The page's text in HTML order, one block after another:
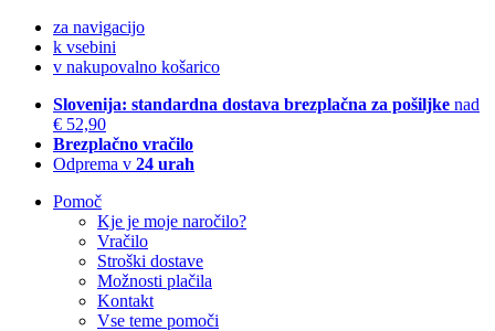
za navigacijo
k vsebini
v nakupovalno košarico
Slovenija: standardna dostava brezplačna za pošiljke nad
€ 52,90
Brezplačno vračilo
Odprema v 24 urah
Pomoč
Kje je moje naročilo?
Vračilo
Stroški dostave
Možnosti plačila
Kontakt
Vse teme pomoči